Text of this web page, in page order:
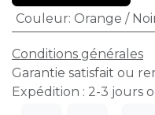
Couleur: Orange /
Conditions générales
Garantie satisfait ou
Expédition : 2-3 jours